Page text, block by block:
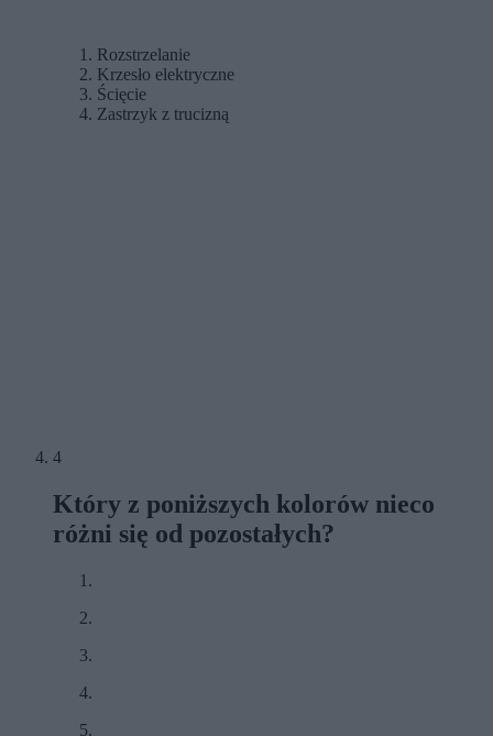
Rozstrzelanie
Krzesło elektryczne
Ścięcie
Zastrzyk z trucizną
4
Który z poniższych kolorów nieco
różni się od pozostałych?